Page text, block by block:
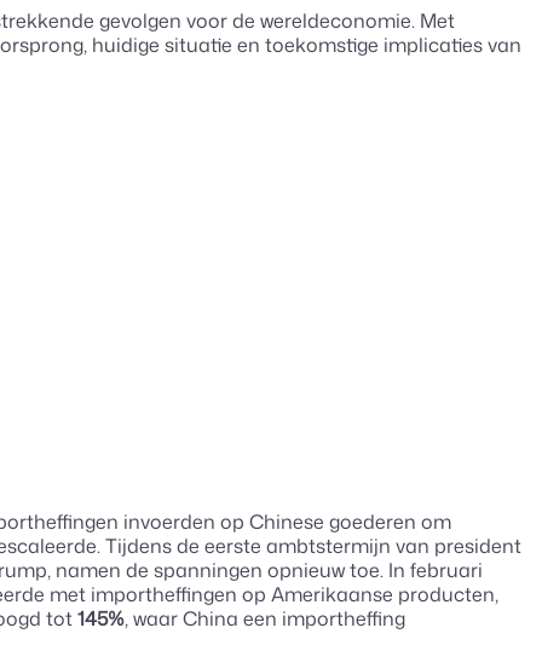
gevolgen voor de wereldeconomie. Met
huidige situatie en toekomstige implicaties van
invoerden op Chinese goederen om
Tijdens de eerste ambtstermijn van president
namen de spanningen opnieuw toe. In februari
met importheffingen op Amerikaanse producten,
tot145%, waar China een importheffing